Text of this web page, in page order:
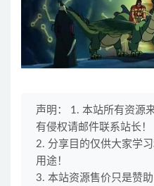
声明： 1. 本站所有资源
有侵权请邮件联系站长！
2. 分享目的仅供大家学
用途！
3. 本站资源售价只是赞